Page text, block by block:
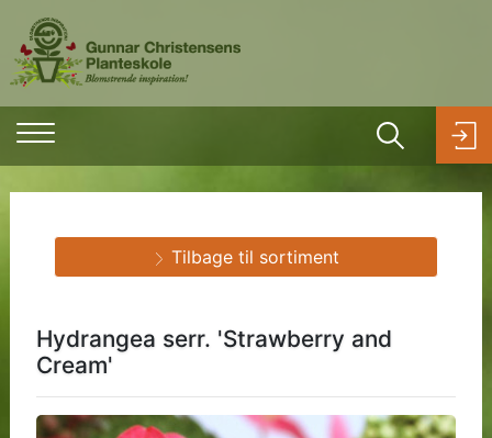
Hydrangea serr. 'Strawberry and
Cream'
Tilbage til sortiment